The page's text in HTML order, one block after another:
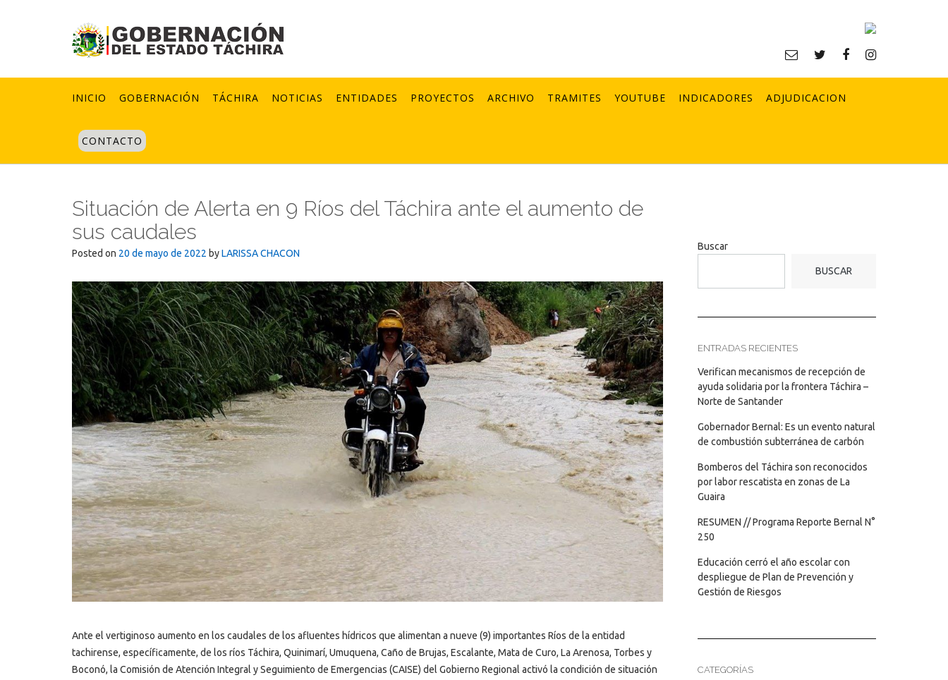
INICIO GOBERNACIÓN TÁCHIRA NOTICIAS ENTIDADES PROYECTOS ARCHIVO TRAMITES YOUTUBE INDICADORES ADJUDICACION
CONTACTO
Situación de Alerta en 9 Ríos del Táchira ante el aumento de
sus caudales
Posted on 20 de mayo de 2022 byLARISSA CHACON
Ante el vertiginoso aumento en los caudales de los afluentes hídricos que alimentan a nueve (9) importantes Ríos de la entidad
tachirense, específicamente, de los ríos Táchira, Quinimarí, Umuquena, Caño de Brujas, Escalante, Mata de Curo, La Arenosa, Torbes y
Boconó, la Comisión de Atención Integral y Seguimiento de Emergencias (CAISE) del Gobierno Regional activó la condición de situación
Buscar
BUSCAR
ENTRADAS RECIENTES
Verifican mecanismos de recepción de
ayuda solidaria por la frontera Táchira –
Norte de Santander
Gobernador Bernal: Es un evento natural
de combustión subterránea de carbón
Bomberos del Táchira son reconocidos
por labor rescatista en zonas de La
Guaira
RESUMEN // Programa Reporte Bernal N°
250
Educación cerró el año escolar con
despliegue de Plan de Prevención y
Gestión de Riesgos
CATEGORÍAS